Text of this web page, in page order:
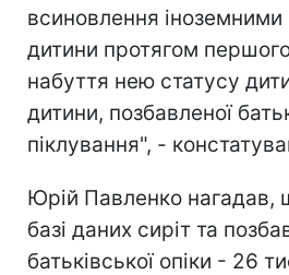
всиновлення
дитини протягом
набуття нею статусу
дитини, позбавленої
піклування", -
Юрій Павленко нагадав,
базі даних сиріт та
батьківської опіки - 26